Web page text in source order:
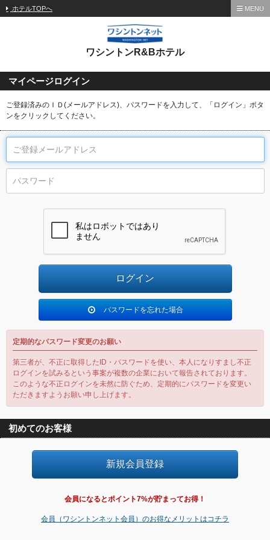
ホテルTOPへ MENU
ワシントンR&Bホテル
マイページログイン
ご登録済みのＩＤ(メールアドレス)、パスワードを入力して、「ログイン」ボタ
ンをクリックしてください。
パスワードを忘れた場合
定期的なパスワード変更のお願い
第三者が、不正に取得したID・パスワードを使い、本人になりすまし不正
ログインを試みるという事案が複数の企業において報告されております。
このような不正ログインを未然に防ぐため、定期的にパスワードを変更い
ただきますようお願い申し上げます。
初めてのお客様
会員になるとポイント7%が貯まってお得！
会員（ワシントンネット会員）のお得なメリットはコチラ